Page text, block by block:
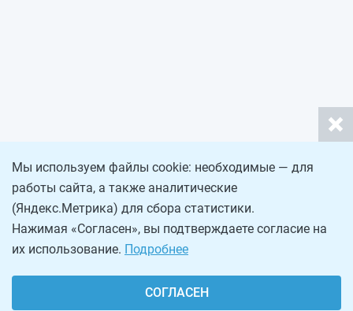
Мы используем файлы cookie: необходимые — для
работы сайта, а также аналитические
(Яндекс.Метрика) для сбора статистики.
Нажимая «Согласен», вы подтверждаете согласие на
их использование. Подробнее
СОГЛАСЕН